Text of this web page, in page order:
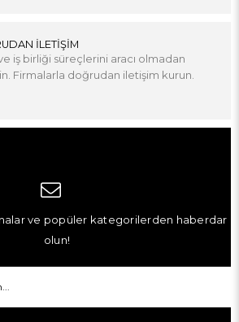
İLETİŞİM
iş birliği süreçlerini aracı olmadan
Firmalarla doğrudan iletişim kurun.
ve popüler kategorilerden haberdar
olun!